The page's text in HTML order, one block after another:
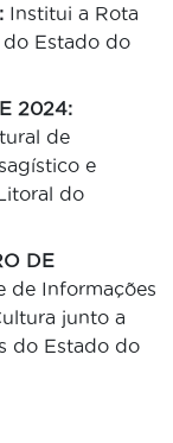
Institui a Rota
do Estado do
2024:
de
e
do
DE
de Informações
junto a
do Estado do